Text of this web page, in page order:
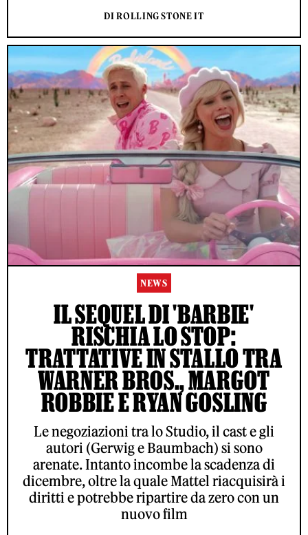
DI ROLLING STONE IT
NEWS
IL SEQUEL DI 'BARBIE'
RISCHIA LO STOP:
TRATTATIVE IN STALLO TRA
WARNER BROS., MARGOT
ROBBIE E RYAN GOSLING
Le negoziazioni tra lo Studio, il cast e gli
autori (Gerwig e Baumbach) si sono
arenate. Intanto incombe la scadenza di
dicembre, oltre la quale Mattel riacquisirà i
diritti e potrebbe ripartire da zero con un
nuovo film